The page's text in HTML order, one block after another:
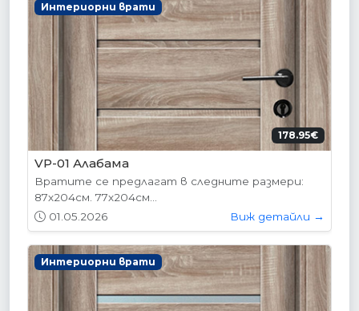
Интериорни врати
178.95€
VP-01 Алабама
Вратите се предлагат в следните размери:
87х204см. 77х204см...
01.05.2026
Виж детайли →
Интериорни врати